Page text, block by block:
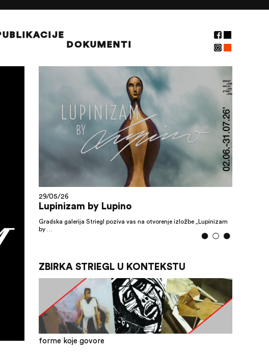
DOKUMENTI
29/05/26
Lupinizam by Lupino
Gradska galerija Striegl poziva vas na otvorenje izložbe „Lupinizam
by …
ZBIRKA STRIEGL U KONTEKSTU
forme koje govore